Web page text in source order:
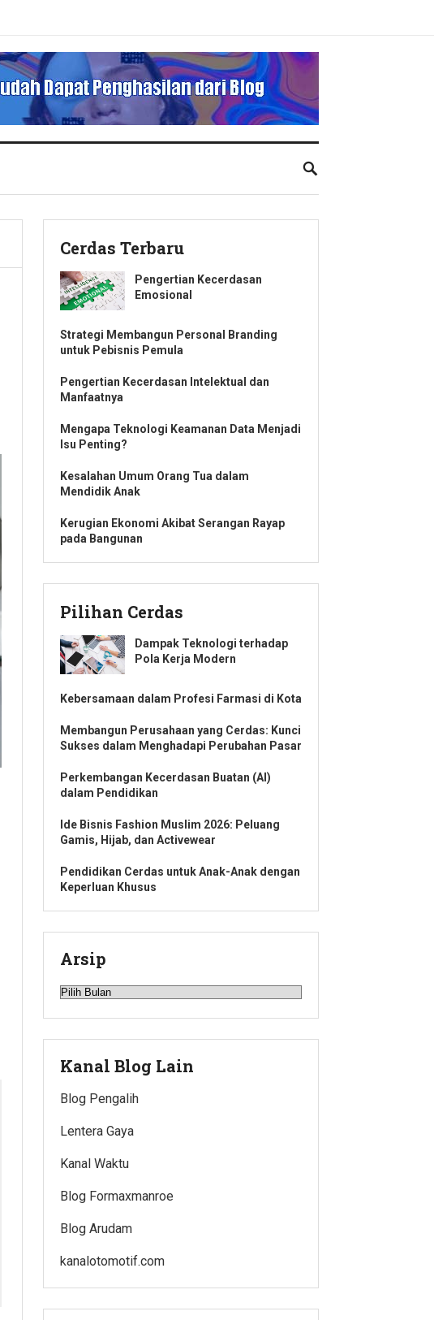
Cerdas Terbaru
Pengertian Kecerdasan
Emosional
Strategi Membangun Personal Branding
untuk Pebisnis Pemula
Pengertian Kecerdasan Intelektual dan
Manfaatnya
Mengapa Teknologi Keamanan Data Menjadi
Isu Penting?
Kesalahan Umum Orang Tua dalam
Mendidik Anak
Kerugian Ekonomi Akibat Serangan Rayap
pada Bangunan
Pilihan Cerdas
Dampak Teknologi terhadap
Pola Kerja Modern
Kebersamaan dalam Profesi Farmasi di Kota
Membangun Perusahaan yang Cerdas: Kunci
Sukses dalam Menghadapi Perubahan Pasar
Perkembangan Kecerdasan Buatan (AI)
dalam Pendidikan
Ide Bisnis Fashion Muslim 2026: Peluang
Gamis, Hijab, dan Activewear
Pendidikan Cerdas untuk Anak-Anak dengan
Keperluan Khusus
Arsip
Arsip
Kanal Blog Lain
Blog Pengalih
Lentera Gaya
Kanal Waktu
Blog Formaxmanroe
Blog Arudam
kanalotomotif.com